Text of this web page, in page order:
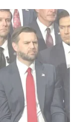
ιδιοκτησία του
αναπαραγωγή, η
προηγούμενη
κάθε νόμιμου
του website πριν
το την
να τροποποιήσει